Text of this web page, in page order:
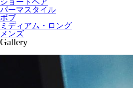
ショートヘア
パーマスタイル
ボブ
ミディアム・ロング
メンズ
Gallery